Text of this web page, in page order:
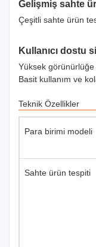
Gelişmiş sahte
Çeşitli sahte ürün
Kullanıcı dostu
Yüksek
Basit kullanım ve
Teknik Özellikler
Para birimi modeli
Sahte ürün tespiti